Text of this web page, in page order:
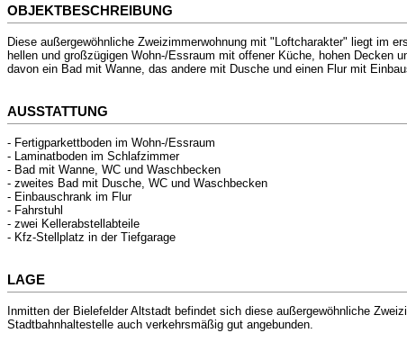
OBJEKTBESCHREIBUNG
Diese außergewöhnliche Zweizimmerwohnung mit "Loftcharakter" liegt im
hellen und großzügigen Wohn-/Essraum mit offener Küche, hohen
davon ein Bad mit Wanne, das andere mit Dusche und einen Flur mit
AUSSTATTUNG
- Fertigparkettboden im Wohn-/Essraum
- Laminatboden im Schlafzimmer
- Bad mit Wanne, WC und Waschbecken
- zweites Bad mit Dusche, WC und Waschbecken
- Einbauschrank im Flur
- Fahrstuhl
- zwei Kellerabstellabteile
- Kfz-Stellplatz in der Tiefgarage
LAGE
Inmitten der Bielefelder Altstadt befindet sich diese außergewöhnliche
Stadtbahnhaltestelle auch verkehrsmäßig gut angebunden.